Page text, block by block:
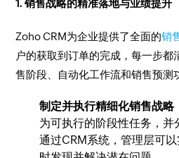
1. 销售战略的精准落地与业绩提升
Zoho CRM为企业提供了全面的销
户的获取到订单的完成，每一步都
售阶段、自动化工作流和销售预测
制定并执行精细化销售战略
为可执行的阶段性任务，并
通过CRM系统，管理层可